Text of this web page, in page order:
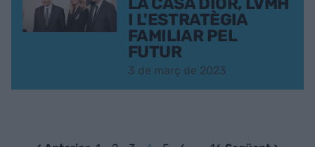
I L'ESTRATÈGIA
FAMILIAR PEL
FUTUR
3 de març de 2023